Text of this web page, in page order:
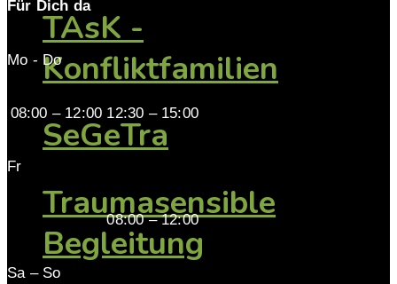
TAsK -
Konfliktfamilien
SeGeTra
Traumasensible
Begleitung
Für Dich da
Mo - Do
08:00 – 12:00 12:30 – 15:00
Fr
08:00 – 12:00
Sa – So